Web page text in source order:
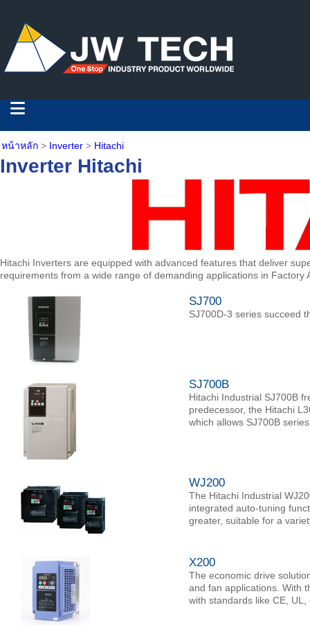
หน้าหลัก > Inverter > Hitachi
Inverter Hitachi
Hitachi Inverters are equipped with advanced features that deliver
requirements from a wide range of demanding applications in
SJ700
SJ700D-3 series succeed
SJ700B
Hitachi Industrial SJ700B
predecessor, the Hitachi
which allows SJ700B
WJ200
The Hitachi Industrial
integrated auto-tuning
greater, suitable for a
X200
The economic drive
and fan applications. With
with standards like CE,